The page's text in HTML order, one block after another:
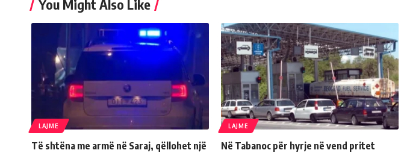
You Might Also Like
LAJME
Të shtëna me armë në Saraj, qëllohet një
LAJME
Në Tabanoc për hyrje në vend pritet